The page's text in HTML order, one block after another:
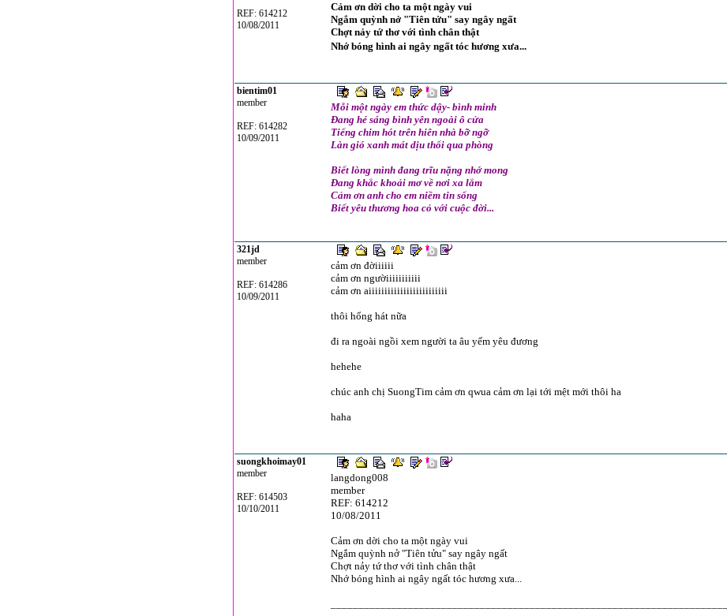
REF: 614212
10/08/2011
Cảm ơn dời cho ta một ngày vui
Ngắm quỳnh nở "Tiên tửu" say ngây ngất
Chợt nảy tứ thơ với tình chân thật
Nhớ bóng hình ai ngây ngất tóc hương xưa...
bientim01
member
REF: 614282
10/09/2011
Mỗi một ngày em thức dậy- bình minh
Đang hé sáng bình yên ngoài ô cửa
Tiếng chim hót trên hiên nhà bỡ ngỡ
Làn gió xanh mát dịu thổi qua phòng
Biết lòng mình đang trĩu nặng nhớ mong
Đang khắc khoải mơ về nơi xa lắm
Cảm ơn anh cho em niềm tin sống
Biết yêu thương hoa cỏ với cuộc đời...
321jd
member
REF: 614286
10/09/2011
cảm ơn đờiiiiii
cảm ơn ngườiiiiiiiiiii
cảm ơn aiiiiiiiiiiiiiiiiiiiiiiiii
thôi hổng hát nữa
đi ra ngoài ngồi xem người ta âu yếm yêu đương
hehehe
chúc anh chị SuongTim cảm ơn qwua cảm ơn lại tới mệt mới thôi ha
haha
suongkhoimay01
member
REF: 614503
10/10/2011
langdong008
member
REF: 614212
10/08/2011
Cảm ơn dời cho ta một ngày vui
Ngắm quỳnh nở "Tiên tửu" say ngây ngất
Chợt nảy tứ thơ với tình chân thật
Nhớ bóng hình ai ngây ngất tóc hương xưa...